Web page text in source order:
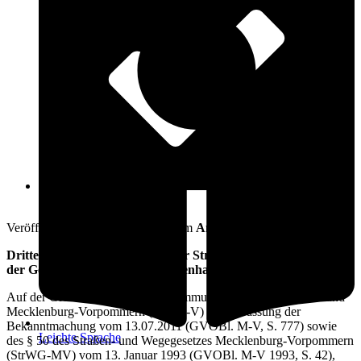
Leichte Sprache
Veröffentlicht am: 17. Juli 2012 vom Amt Warnow-West
Dritte Satzung zur Änderung der Straßenreinigungssatzung
der Gemeinde Elmenhorst/Lichtenhagen
Auf der Grundlage des § 5 der Kommunalverfassung für das Land
Mecklenburg-Vorpommern (KV M-V) in der Fassung der
Bekanntmachung vom 13.07.2011 (GVOBl. M-V, S. 777) sowie
des § 50 des Straßen- und Wegegesetzes Mecklenburg-Vorpommern
(StrWG-MV) vom 13. Januar 1993 (GVOBl. M-V 1993, S. 42),